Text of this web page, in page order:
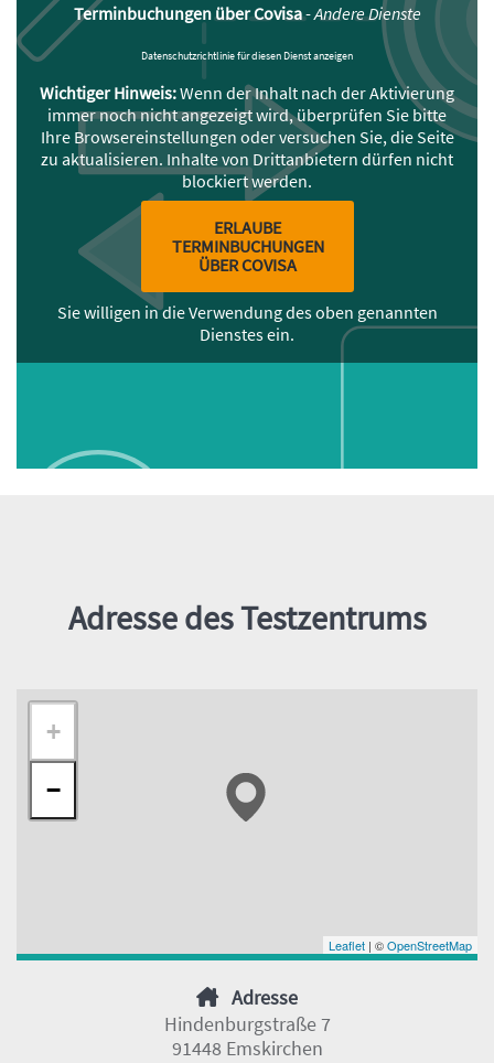
Terminbuchungen über Covisa-Andere Dienste
Datenschutzrichtlinie für diesen Dienst anzeigen
Wichtiger Hinweis:Wenn der Inhalt nach der Aktivierung
immer noch nicht angezeigt wird, überprüfen Sie bitte
Ihre Browsereinstellungen oder versuchen Sie, die Seite
zu aktualisieren. Inhalte von Drittanbietern dürfen nicht
blockiert werden.
ERLAUBE
TERMINBUCHUNGEN
ÜBER COVISA
Sie willigen in die Verwendung des oben genannten
Dienstes ein.
Adresse des Testzentrums
+
−
Leaflet | ©OpenStreetMap
Adresse
Hindenburgstraße 7
91448 Emskirchen